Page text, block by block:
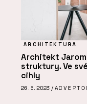
ARCHITEKTURA
Architekt
struktury. Ve
cihly
26. 6. 2023 /